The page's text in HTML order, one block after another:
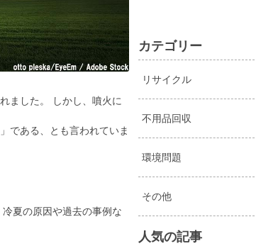
ました。 しかし、噴火に
である、とも言われていま
夏の原因や過去の事例な
カテゴリー
リサイクル
不用品回収
環境問題
その他
人気の記事